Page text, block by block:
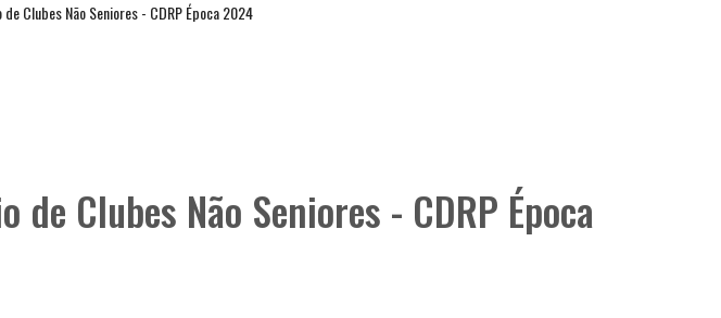
de Clubes Não Seniores - CDRP Época 2024
de Clubes Não Seniores - CDRP Época